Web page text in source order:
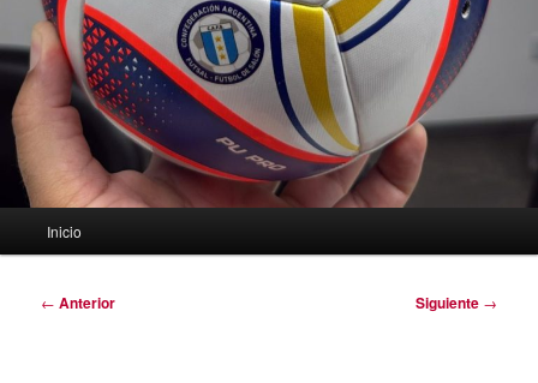
Inicio
Navegación
← Anterior Siguiente →